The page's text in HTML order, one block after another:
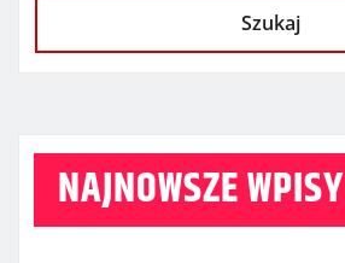
Szukaj
NAJNOWSZE WPISY